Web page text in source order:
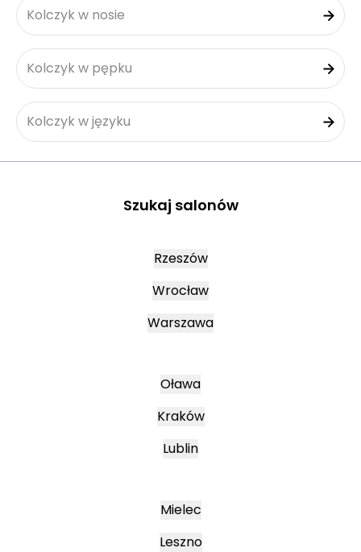
Kolczyk w nosie
Kolczyk w pępku
Kolczyk w języku
Szukaj salonów
Rzeszów
Wrocław
Warszawa
Oława
Kraków
Lublin
Mielec
Leszno